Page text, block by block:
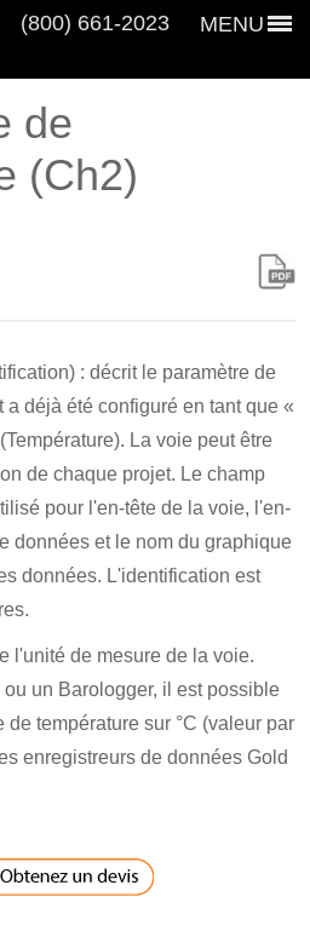
MENU
(800) 661‑2023
de
(Ch2)
: décrit le paramètre de
a déjà été configuré en tant que «
La voie peut être
de chaque projet. Le champ
pour l'en-tête de la voie, l'en-
données et le nom du graphique
données. L'identification est
l'unité de mesure de la voie.
un Barologger, il est possible
température sur °C (valeur par
enregistreurs de données Gold